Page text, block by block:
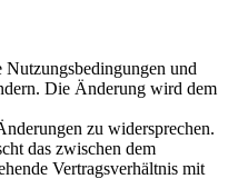
und
Die Änderung wird dem
zu widersprechen.
das zwischen dem
Vertragsverhältnis mit